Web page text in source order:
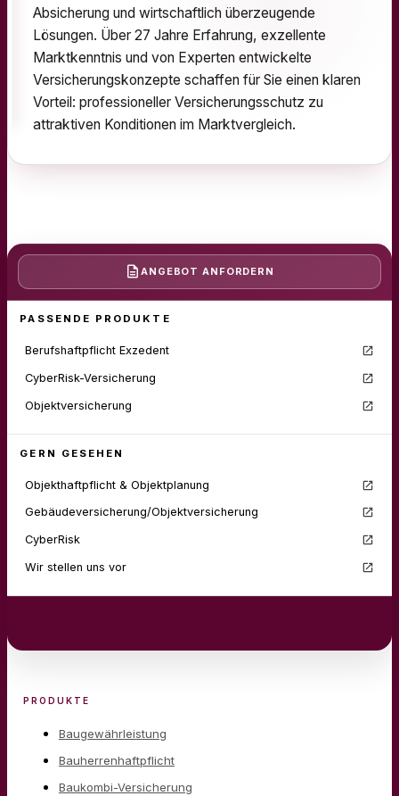
Absicherung und wirtschaftlich überzeugende
Lösungen. Über 27 Jahre Erfahrung, exzellente
Marktkenntnis und von Experten entwickelte
Versicherungskonzepte schaffen für Sie einen klaren
Vorteil: professioneller Versicherungsschutz zu
attraktiven Konditionen im Marktvergleich.
ANGEBOT ANFORDERN
PASSENDE PRODUKTE
Berufshaftpflicht Exzedent
CyberRisk-Versicherung
Objektversicherung
GERN GESEHEN
Objekthaftpflicht & Objektplanung
Gebäudeversicherung/Objektversicherung
CyberRisk
Wir stellen uns vor
PRODUKTE
Baugewährleistung
Bauherrenhaftpflicht
Baukombi-Versicherung